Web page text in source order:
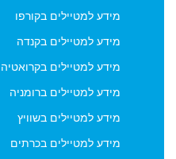
מידע למטיילים בקורפו
מידע למטיילים בקנדה
מידע למטיילים בקרואטיה
מידע למטיילים ברומניה
מידע למטיילים בשוויץ
מידע למטיילים בכרתים